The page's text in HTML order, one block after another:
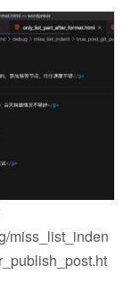
miss_list_inden